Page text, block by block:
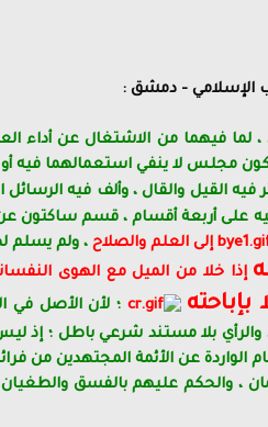
لما فيهما من الاشتغال عن أداء
يكون مجلس لا ينفي استعمالهما
فيه القيل والقال ، وألف فيه
على أربعة أقسام ، قسم ساكتون
إلى العلم والصلاح ، ولم يسلم
إذا خلا من الميل مع الهوى
بإباحته
؛ لأن الأصل في
والرأي بلا مستند شرعي باطل ؛ إذ
الواردة عن الأئمة
، والحكم عليهم بالفسق